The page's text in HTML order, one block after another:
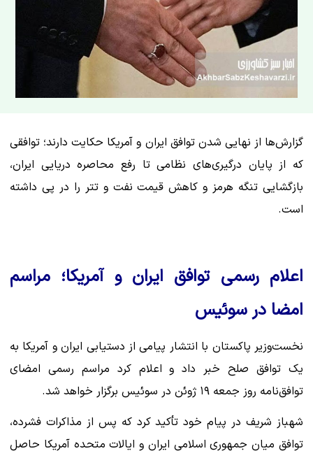
گزارش‌ها از نهایی شدن توافق ایران و آمریکا حکایت دارند؛ توافقی
که از پایان درگیری‌های نظامی تا رفع محاصره دریایی ایران،
بازگشایی تنگه هرمز و کاهش قیمت نفت و تتر را در پی داشته
است.
اعلام رسمی توافق ایران و آمریکا؛ مراسم
امضا در سوئیس
نخست‌وزیر پاکستان با انتشار پیامی از دستیابی ایران و آمریکا به
یک توافق صلح خبر داد و اعلام کرد مراسم رسمی امضای
توافق‌نامه روز جمعه ۱۹ ژوئن در سوئیس برگزار خواهد شد.
شهباز شریف در پیام خود تأکید کرد که پس از مذاکرات فشرده،
توافق میان جمهوری اسلامی ایران و ایالات متحده آمریکا حاصل